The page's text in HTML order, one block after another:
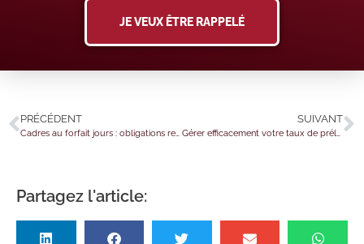
JE VEUX ÊTRE RAPPELÉ
PRÉCÉDENT SUIVANT
Partagez l'article: